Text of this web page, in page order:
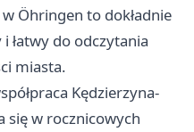
Öhringen to dokładnie
i łatwy do odczytania
miasta.
Kędzierzyna-
się w rocznicowych